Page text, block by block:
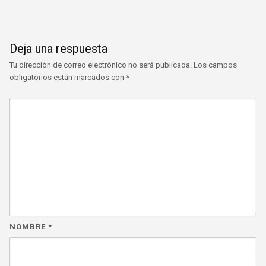
Deja una respuesta
Tu dirección de correo electrónico no será publicada. Los campos
obligatorios están marcados con *
NOMBRE *